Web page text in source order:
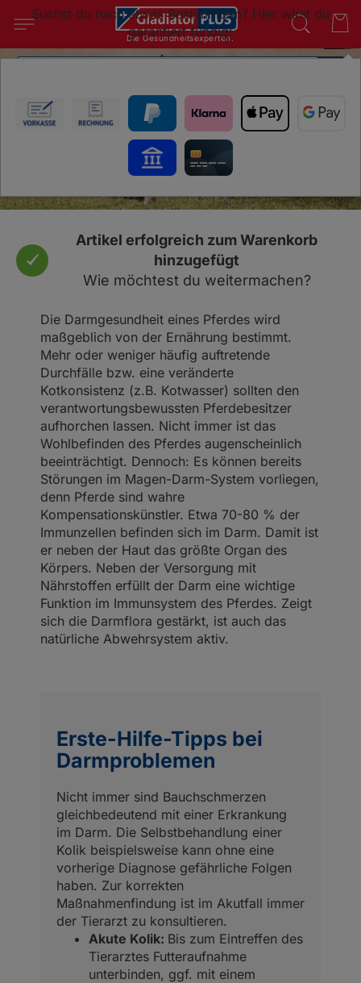
Die Gesundheitsexperten.
Suchst du nach etwas Bestimmtem? Hier wirst du
garantiert fündig!
Darmprobleme beim Pferd
Verdauungsbeschwerden natürlich behandeln &
vorbeugen
Artikel erfolgreich zum Warenkorb
hinzugefügt
Wie möchtest du weitermachen?
Die Darmgesundheit eines Pferdes wird
maßgeblich von der Ernährung bestimmt.
Mehr oder weniger häufig auftretende
Durchfälle bzw. eine veränderte
Kotkonsistenz (z.B. Kotwasser) sollten den
verantwortungsbewussten Pferdebesitzer
aufhorchen lassen. Nicht immer ist das
Wohlbefinden des Pferdes augenscheinlich
beeinträchtigt. Dennoch: Es können bereits
Störungen im Magen-Darm-System vorliegen,
denn Pferde sind wahre
Kompensationskünstler. Etwa 70-80 % der
Immunzellen befinden sich im Darm. Damit ist
er neben der Haut das größte Organ des
Körpers. Neben der Versorgung mit
Nährstoffen erfüllt der Darm eine wichtige
Funktion im Immunsystem des Pferdes. Zeigt
sich die Darmflora gestärkt, ist auch das
natürliche Abwehrsystem aktiv.
Erste-Hilfe-Tipps bei
Darmproblemen
Nicht immer sind Bauchschmerzen
gleichbedeutend mit einer Erkrankung
im Darm. Die Selbstbehandlung einer
Kolik beispielsweise kann ohne eine
vorherige Diagnose gefährliche Folgen
haben. Zur korrekten
Maßnahmenfindung ist im Akutfall immer
der Tierarzt zu konsultieren.
Akute Kolik: Bis zum Eintreffen des
Tierarztes Futteraufnahme
unterbinden, ggf. mit einem